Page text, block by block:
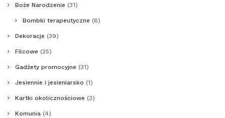
Boże Narodzenie (31)
Bombki terapeutyczne (6)
Dekoracje (39)
Filcowe (25)
Gadżety promocyjne (31)
Jesiennie i jesieniarsko (1)
Kartki okolicznościowe (3)
Komunia (4)